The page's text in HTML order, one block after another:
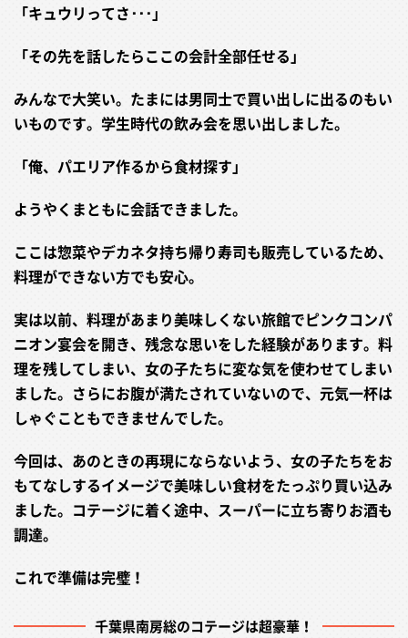
「キュウリってさ･･･」
「その先を話したらここの会計全部任せる」
みんなで大笑い。たまには男同士で買い出しに出るのもい
いものです。学生時代の飲み会を思い出しました。
「俺、パエリア作るから食材探す」
ようやくまともに会話できました。
ここは惣菜やデカネタ持ち帰り寿司も販売しているため、
料理ができない方でも安心。
実は以前、料理があまり美味しくない旅館でピンクコンパ
ニオン宴会を開き、残念な思いをした経験があります。料
理を残してしまい、女の子たちに変な気を使わせてしまい
ました。さらにお腹が満たされていないので、元気一杯は
しゃぐこともできませんでした。
今回は、あのときの再現にならないよう、女の子たちをお
もてなしするイメージで美味しい食材をたっぷり買い込み
ました。コテージに着く途中、スーパーに立ち寄りお酒も
調達。
これで準備は完璧！
千葉県南房総のコテージは超豪華！